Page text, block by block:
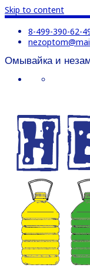
Skip to content
8-499-390-62-
Омывайка и